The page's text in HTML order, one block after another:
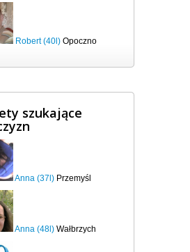
Robert (40l) Opoczno
szukające
Anna (37l) Przemyśl
Anna (48l) Wałbrzych